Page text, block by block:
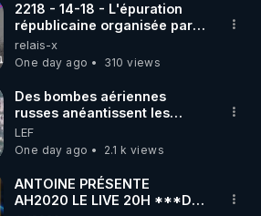
2218 - 14-18 - L'épuration
républicaine organisée par
les frères de la truelle
relais-x
One day ago
310 views
Des bombes aériennes
russes anéantissent les
centres de contrôle de
drones de 3 brigades
ukrainienne
LEF
One day ago
2.1 k views
ANTOINE PRÉSENTE
AH2020 LE LIVE 20H ***DU